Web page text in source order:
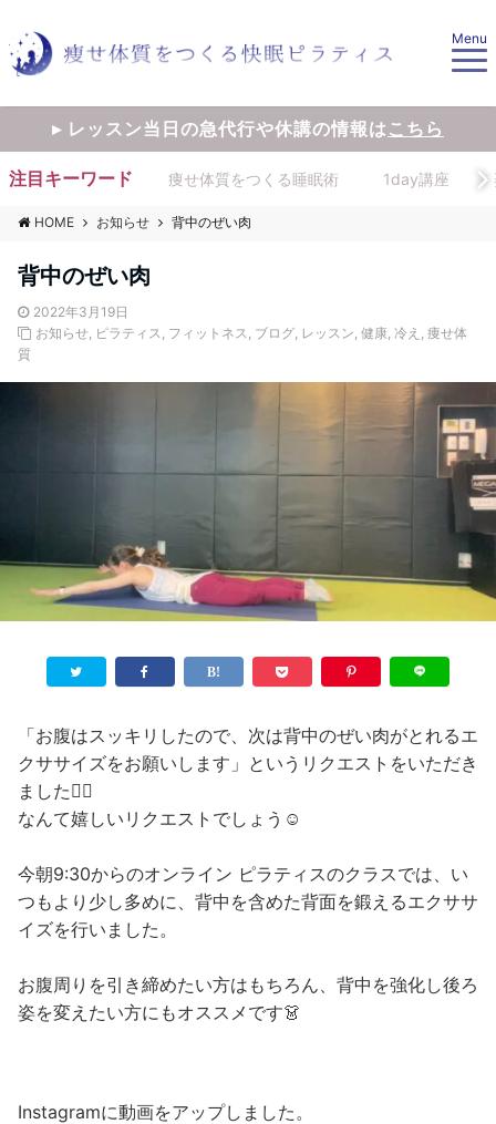
Menu
▸ レッスン当日の急代行や休講の情報はこちら
注目キーワード 痩せ体質をつくる睡眠術 1day講座
HOME お知らせ 背中のぜい肉
背中のぜい肉
2022年3月19日
お知らせ, ピラティス, フィットネス, ブログ, レッスン, 健康, 冷え , 痩せ体
質
「お腹はスッキリしたので、次は背中のぜい肉がとれるエ
クササイズをお願いします」というリクエストをいただき
ました🧘‍♀️
なんて嬉しいリクエストでしょう☺️
今朝9:30からのオンライン ピラティスのクラスでは、い
つもより少し多めに、背中を含めた背面を鍛えるエクササ
イズを行いました。
お腹周りを引き締めたい方はもちろん、背中を強化し後ろ
姿を変えたい方にもオススメです👗
Instagramに動画をアップしました。